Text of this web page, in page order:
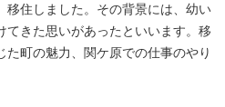
移住しました。その背景には、幼い
てきた思いがあったといいます。移
町の魅力、関ケ原での仕事のやり